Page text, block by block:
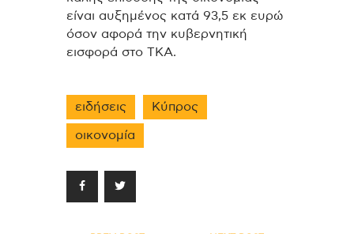
είναι αυξημένος κατά 93,5 εκ ευρώ
όσον αφορά την κυβερνητική
εισφορά στο ΤΚΑ.
ειδήσεις Κύπρος
οικονομία